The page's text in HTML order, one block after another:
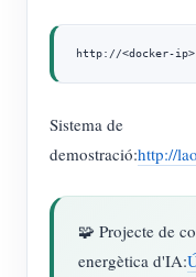
http://<docker-
Sistema de
demostració:http://
🧩 Projecte de
energètica d'IA: